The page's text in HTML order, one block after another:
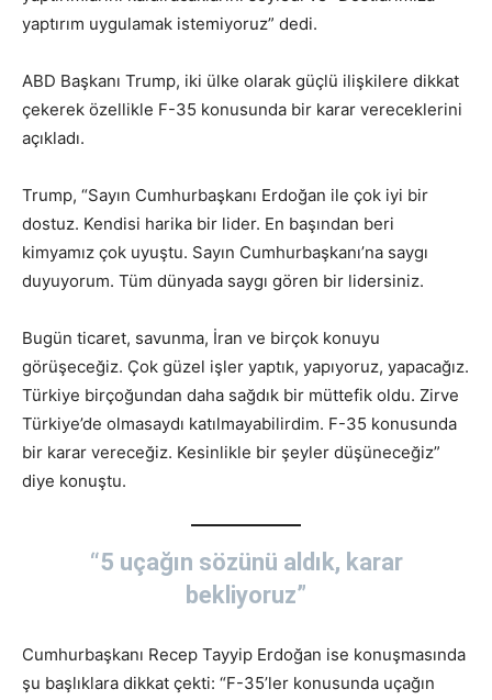
yaptırım uygulamak istemiyoruz” dedi.
ABD Başkanı Trump, iki ülke olarak güçlü ilişkilere dikkat
çekerek özellikle F-35 konusunda bir karar vereceklerini
açıkladı.
Trump, “Sayın Cumhurbaşkanı Erdoğan ile çok iyi bir
dostuz. Kendisi harika bir lider. En başından beri
kimyamız çok uyuştu. Sayın Cumhurbaşkanı’na saygı
duyuyorum. Tüm dünyada saygı gören bir lidersiniz.
Bugün ticaret, savunma, İran ve birçok konuyu
görüşeceğiz. Çok güzel işler yaptık, yapıyoruz, yapacağız.
Türkiye birçoğundan daha sağdık bir müttefik oldu. Zirve
Türkiye’de olmasaydı katılmayabilirdim. F-35 konusunda
bir karar vereceğiz. Kesinlikle bir şeyler düşüneceğiz”
diye konuştu.
“5 uçağın sözünü aldık, karar
bekliyoruz”
Cumhurbaşkanı Recep Tayyip Erdoğan ise konuşmasında
şu başlıklara dikkat çekti: “F-35’ler konusunda uçağın